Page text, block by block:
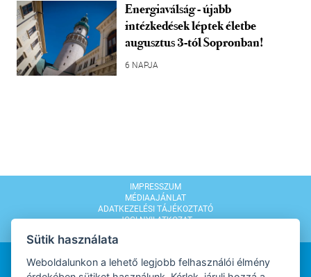
Energiaválság - újabb
intézkedések léptek életbe
augusztus 3-tól Sopronban!
6 NAPJA
IMPRESSZUM
MÉDIAAJÁNLAT
ADATKEZELÉSI TÁJÉKOZTATÓ
JOGI NYILATKOZAT
Sütik használata
Weboldalunkon a lehető legjobb felhasználói élmény